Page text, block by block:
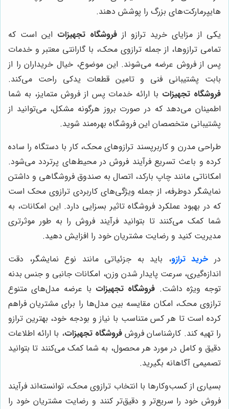
هایپرمارکت‌های بزرگ را پوشش دهند.
یکی از مزایای خرید ترازو از فروشگاه تجهیزات این است که
تمامی ترازوها، از جمله ترازوی محک، با گارانتی معتبر و خدمات
پس از فروش عرضه می‌شوند. این موضوع، خیال خریداران را از
بابت پشتیبانی فنی و تامین قطعات یدکی راحت می‌کند.
فروشگاه تجهیزات با ارائه خدمات پس از فروش متمایز، به شما
اطمینان می‌دهد که در صورت بروز هرگونه مشکل، می‌توانید از
پشتیبانی متخصصان این فروشگاه بهره‌مند شوید.
طراحی مدرن و کاربرپسند ترازوهای محک، کار با دستگاه را ساده
کرده و باعث تسریع فرآیند فروش در محیط‌های پرتردد می‌شود.
امکاناتی مانند چاپ بارکد، اتصال به صندوق فروشگاهی و داشتن
نمایشگر دوطرفه، از جمله ویژگی‌های کاربردی ترازوی محک است
که در بهبود عملکرد فروشگاه تاثیر بسزایی دارد. این امکانات، به
شما کمک می‌کنند تا بتوانید فرآیند فروش را به طور موثرتری
مدیریت کنید و رضایت مشتریان خود را افزایش دهید.
در خرید ترازو، باید به جزئیاتی مانند نوع نمایشگر، دقت
اندازه‌گیری، سرعت پایدار شدن وزن، امکانات جانبی و جنس بدنه
توجه ویژه داشت. فروشگاه تجهیزات با عرضه مدل‌های متنوع
ترازوی محک، امکان مقایسه بین مدل‌ها را برای مشتریان فراهم
کرده است تا هر کس متناسب با نیاز و بودجه خود، بهترین ترازو
را تهیه کند. کارشناسان فروشفروشگاه تجهیزات، با ارائه اطلاعات
دقیق و کامل در مورد هر محصول، به شما کمک می‌کنند تا بتوانید
تصمیمی آگاهانه بگیرید.
بسیاری از کسب‌وکارها با انتخاب ترازوی محک، توانسته‌اند فرآیند
فروش خود را سریع‌تر و دقیق‌تر کنند و رضایت مشتریان خود را